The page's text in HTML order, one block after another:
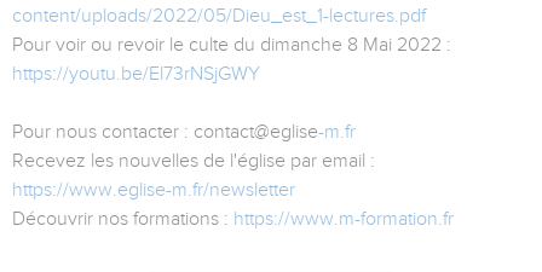
content/uploads/2022/05/Dieu_est_1-lectures.pdf
Pour voir ou revoir le culte du dimanche 8 Mai 2022 :
https://youtu.be/El73rNSjGWY
Pour nous contacter : contact@eglise-m.fr
Recevez les nouvelles de l'église par email :
https://www.eglise-m.fr/newsletter
Découvrir nos formations : https://www.m-formation.fr